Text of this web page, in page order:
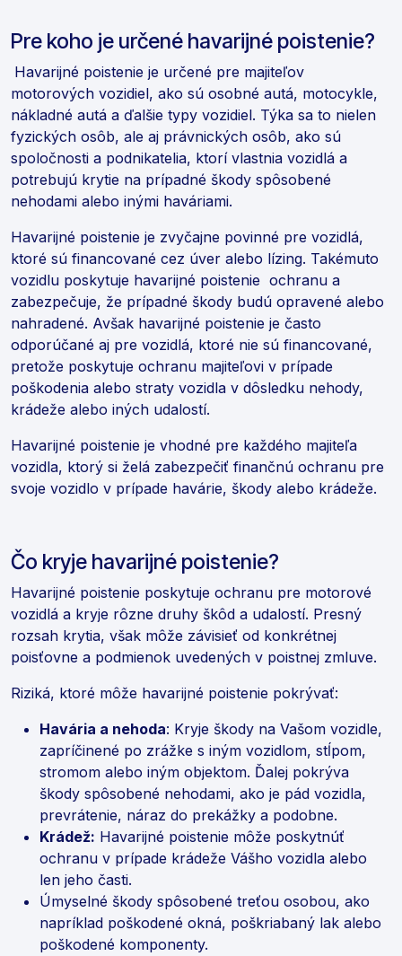
Pre koho je určené havarijné poistenie?
Havarijné poistenie je určené pre majiteľov
motorových vozidiel, ako sú osobné autá, motocykle,
nákladné autá a ďalšie typy vozidiel. Týka sa to nielen
fyzických osôb, ale aj právnických osôb, ako sú
spoločnosti a podnikatelia, ktorí vlastnia vozidlá a
potrebujú krytie na prípadné škody spôsobené
nehodami alebo inými haváriami.
Havarijné poistenie je zvyčajne povinné pre vozidlá,
ktoré sú financované cez úver alebo lízing. Takémuto
vozidlu poskytuje havarijné poistenie ochranu a
zabezpečuje, že prípadné škody budú opravené alebo
nahradené. Avšak havarijné poistenie je často
odporúčané aj pre vozidlá, ktoré nie sú financované,
pretože poskytuje ochranu majiteľovi v prípade
poškodenia alebo straty vozidla v dôsledku nehody,
krádeže alebo iných udalostí.
Havarijné poistenie je vhodné pre každého majiteľa
vozidla, ktorý si želá zabezpečiť finančnú ochranu pre
svoje vozidlo v prípade havárie, škody alebo krádeže.
Čo kryje havarijné poistenie?
Havarijné poistenie poskytuje ochranu pre motorové
vozidlá a kryje rôzne druhy škôd a udalostí. Presný
rozsah krytia, však môže závisieť od konkrétnej
poisťovne a podmienok uvedených v poistnej zmluve.
Riziká, ktoré môže havarijné poistenie pokrývať:
Havária a nehoda: Kryje škody na Vašom vozidle,
zapríčinené po zrážke s iným vozidlom, stĺpom,
stromom alebo iným objektom. Ďalej pokrýva
škody spôsobené nehodami, ako je pád vozidla,
prevrátenie, náraz do prekážky a podobne.
Krádež: Havarijné poistenie môže poskytnúť
ochranu v prípade krádeže Vášho vozidla alebo
len jeho časti.
Úmyselné škody spôsobené treťou osobou, ako
napríklad poškodené okná, poškriabaný lak alebo
poškodené komponenty.